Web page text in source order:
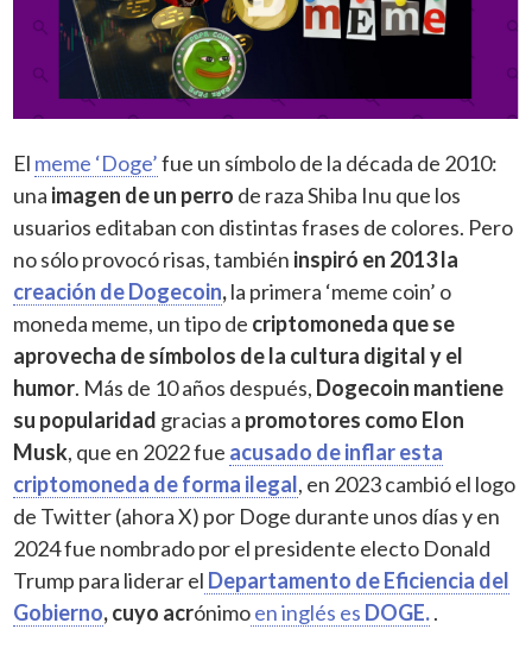
El meme ‘Doge’fue un símbolo de la década de 2010:
una imagen de un perro de raza Shiba Inu que los
usuarios editaban con distintas frases de colores. Pero
no sólo provocó risas, también inspiró en 2013 la
creación de Dogecoin,la primera ‘meme coin’ o
moneda meme, un tipo de criptomoneda que se
aprovecha de símbolos de la cultura digital y el
humor. Más de 10 años después, Dogecoin mantiene
su popularidad gracias a promotores como Elon
Musk, que en 2022 fue acusado de inflar esta
criptomoneda de forma ilegal, en 2023 cambió el logo
de Twitter (ahora X) por Doge durante unos días y en
2024 fue nombrado por el presidente electo Donald
Trump para liderar el Departamento de Eficiencia del
Gobierno, cuyo acrónimoen inglés es DOGE..